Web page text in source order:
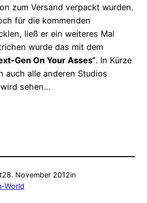
zum Versand verpackt wurden.
für die kommenden
ließ er ein weiteres Mal
wurde das mit dem
Gen On Your Asses“. In Kürze
auch alle anderen Studios
sehen…
28. November 2012in
World